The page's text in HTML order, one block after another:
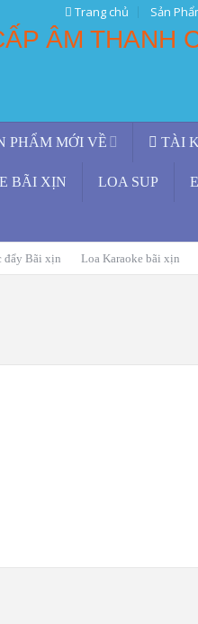
Trang chủ Sản
PHẨM MỚI VỀ TÀI
BÃI XỊN LOA SUP
đẩy Bãi xịn Loa Karaoke bãi xịn